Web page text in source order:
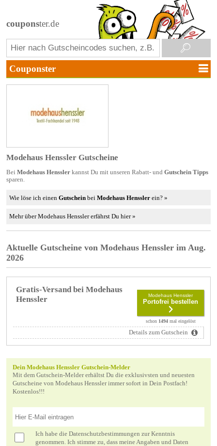
couponster.de
Modehaus Henssler Gutscheine
Bei Modehaus Hensslerkannst Du mit unseren Rabatt- und Gutschein Tipps
sparen.
Wie löse ich einenGutschein beiModehaus Henssler ein? »
Mehr über Modehaus Henssler erfährst Du hier »
Aktuelle Gutscheine von Modehaus Henssler im Aug.
2026
Gratis-Versand bei Modehaus
Henssler
Modehaus Henssler
Portofrei bestellen
schon 1494mal eingelöst
Details zum Gutschein
Dein Modehaus Henssler Gutschein-Melder
Mit dem Gutschein-Melder erhältst Du die exklusivsten und neuesten
Gutscheine von Modehaus Henssler immer sofort in Dein Postfach!
Kostenlos!!!
Ich habe die Datenschutzbestimmungen zur Kenntnis
genommen. Ich stimme zu, dass meine Angaben und Daten